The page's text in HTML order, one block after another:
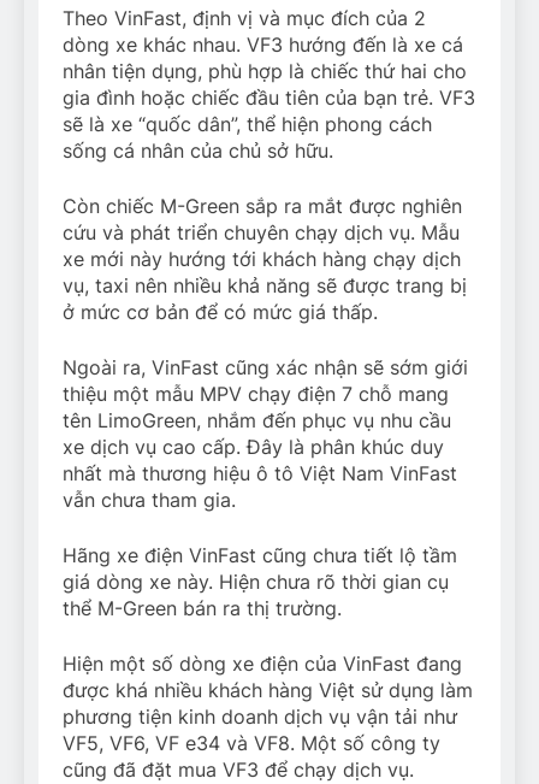
Theo VinFast, định vị và mục đích của 2
dòng xe khác nhau. VF3 hướng đến là xe cá
nhân tiện dụng, phù hợp là chiếc thứ hai cho
gia đình hoặc chiếc đầu tiên của bạn trẻ. VF3
sẽ là xe “quốc dân”, thể hiện phong cách
sống cá nhân của chủ sở hữu.
Còn chiếc M-Green sắp ra mắt được nghiên
cứu và phát triển chuyên chạy dịch vụ. Mẫu
xe mới này hướng tới khách hàng chạy dịch
vụ, taxi nên nhiều khả năng sẽ được trang bị
ở mức cơ bản để có mức giá thấp.
Ngoài ra, VinFast cũng xác nhận sẽ sớm giới
thiệu một mẫu MPV chạy điện 7 chỗ mang
tên LimoGreen, nhắm đến phục vụ nhu cầu
xe dịch vụ cao cấp. Đây là phân khúc duy
nhất mà thương hiệu ô tô Việt Nam VinFast
vẫn chưa tham gia.
Hãng xe điện VinFast cũng chưa tiết lộ tầm
giá dòng xe này. Hiện chưa rõ thời gian cụ
thể M-Green bán ra thị trường.
Hiện một số dòng xe điện của VinFast đang
được khá nhiều khách hàng Việt sử dụng làm
phương tiện kinh doanh dịch vụ vận tải như
VF5, VF6, VF e34 và VF8. Một số công ty
cũng đã đặt mua VF3 để chạy dịch vụ.